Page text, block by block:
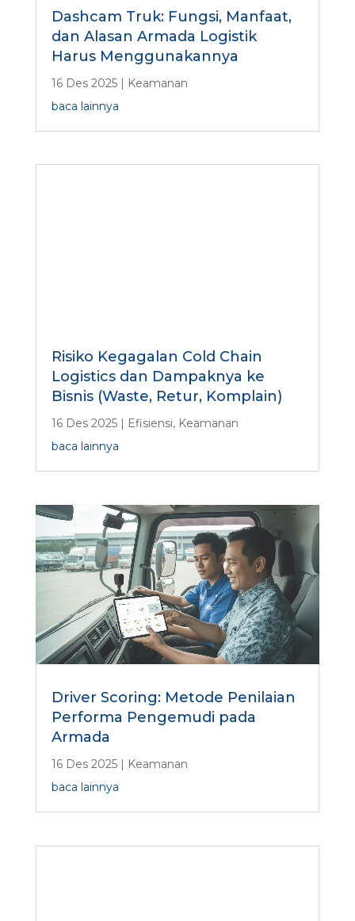
Dashcam Truk: Fungsi, Manfaat,
dan Alasan Armada Logistik
Harus Menggunakannya
16 Des 2025| Keamanan
baca lainnya
Risiko Kegagalan Cold Chain
Logistics dan Dampaknya ke
Bisnis (Waste, Retur, Komplain)
16 Des 2025| Efisiensi, Keamanan
baca lainnya
Driver Scoring: Metode Penilaian
Performa Pengemudi pada
Armada
16 Des 2025|
Keamanan
baca lainnya